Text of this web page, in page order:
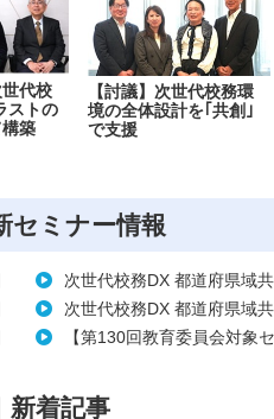
世代校
ストの
築
【討議】次世代校務環
境の全体設計を｢共創｣
で支援
セミナー情報
次世代校務DX 都道府県域
次世代校務DX 都道府県域
【第130回教育委員会対象
新着記事